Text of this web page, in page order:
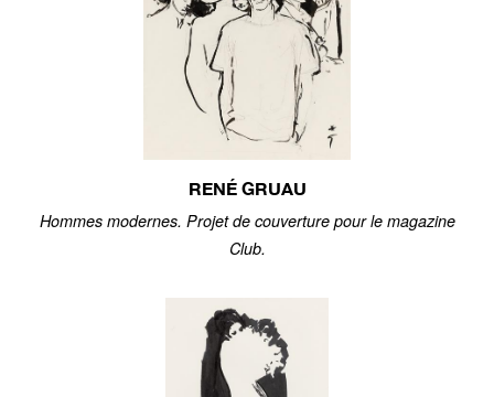
RENÉ GRUAU
Hommes modernes. Projet de couverture pour le magazine
Club.